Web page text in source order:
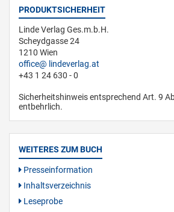
PRODUKTSICHERHEIT
Linde Verlag Ges.m.b.H.
Scheydgasse 24
1210 Wien
office
lindeverlag.at
+43 1 24 630 - 0
Sicherheitshinweis entsprechend Art. 9
entbehrlich.
WEITERES ZUM BUCH
Presseinformation
Inhaltsverzeichnis
Leseprobe